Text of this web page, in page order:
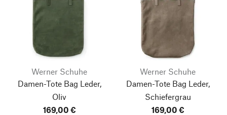
Werner Schuhe
Damen-Tote Bag Leder,
Oliv
169,00 €
Werner Schuhe
Damen-Tote Bag Leder,
Schiefergrau
169,00 €